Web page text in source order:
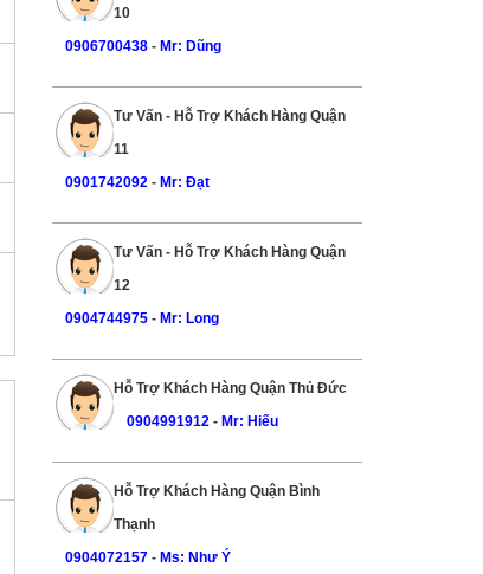
10
0906700438- Mr: Dũng
Tư Vấn - Hỗ Trợ Khách Hàng Quận
11
0901742092 - Mr: Đạt
Tư Vấn - Hỗ Trợ Khách Hàng Quận
12
0904744975- Mr: Long
Hỗ Trợ Khách Hàng Quận Thủ Đức
0904991912 - Mr: Hiếu
Hỗ Trợ Khách Hàng Quận Bình
Thạnh
0904072157- Ms: Như Ý